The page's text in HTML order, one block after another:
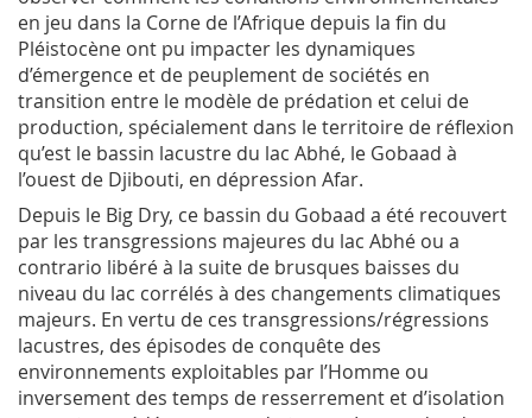
en jeu dans la Corne de l’Afrique depuis la fin du
Pléistocène ont pu impacter les dynamiques
d’émergence et de peuplement de sociétés en
transition entre le modèle de prédation et celui de
production, spécialement dans le territoire de réflexion
qu’est le bassin lacustre du lac Abhé, le Gobaad à
l’ouest de Djibouti, en dépression Afar.
Depuis le Big Dry, ce bassin du Gobaad a été recouvert
par les transgressions majeures du lac Abhé ou a
contrario libéré à la suite de brusques baisses du
niveau du lac corrélés à des changements climatiques
majeurs. En vertu de ces transgressions/régressions
lacustres, des épisodes de conquête des
environnements exploitables par l’Homme ou
inversement des temps de resserrement et d’isolation